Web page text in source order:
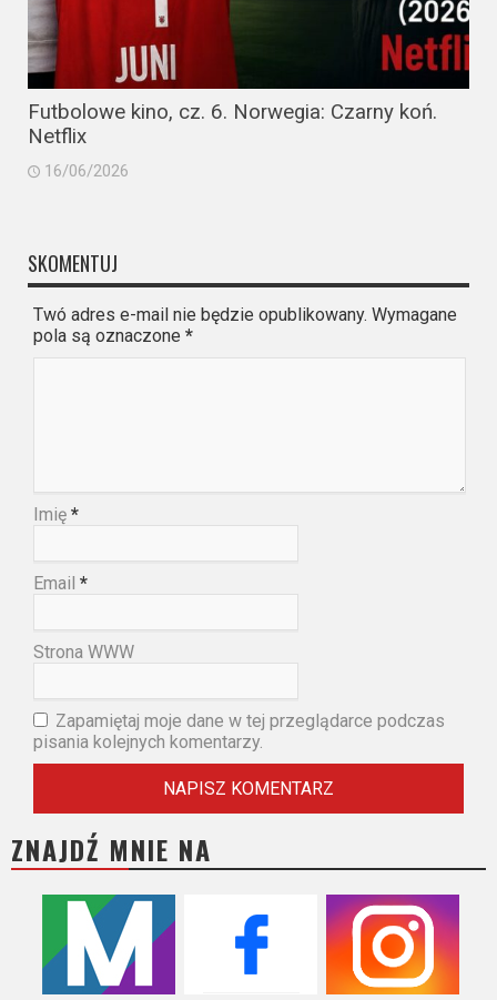
Futbolowe kino, cz. 6. Norwegia: Czarny koń.
Netflix
16/06/2026
SKOMENTUJ
Twó adres e-mail nie będzie opublikowany. Wymagane
pola są oznaczone *
Imię *
Email *
Strona WWW
Zapamiętaj moje dane w tej przeglądarce podczas
pisania kolejnych komentarzy.
ZNAJDŹ MNIE NA